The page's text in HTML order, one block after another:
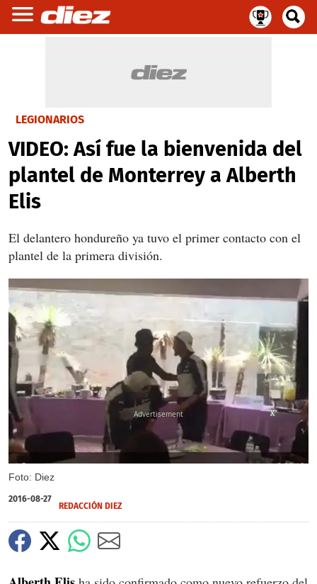
LEGIONARIOS
VIDEO: Así fue la bienvenida del
plantel de Monterrey a Alberth
Elis
El delantero hondureño ya tuvo el primer contacto con el
plantel de la primera división.
Foto: Diez
X
X
2016-08-27
REDACCIÓN DIEZ